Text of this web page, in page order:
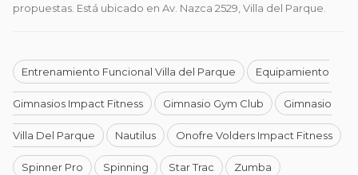
propuestas. Está ubicado en Av. Nazca 2529, Villa del Parque.
Entrenamiento Funcional Villa del Parque Equipamiento
Gimnasios Impact Fitness Gimnasio Gym Club Gimnasio
Villa Del Parque Nautilus Onofre Volders Impact Fitness
Spinner Pro Spinning Star Trac Zumba